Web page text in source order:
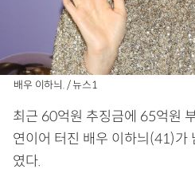
배우 이하늬. / 뉴스1
최근 60억원 추징금에 65억원
연이어 터진 배우 이하늬(41)가
였다.